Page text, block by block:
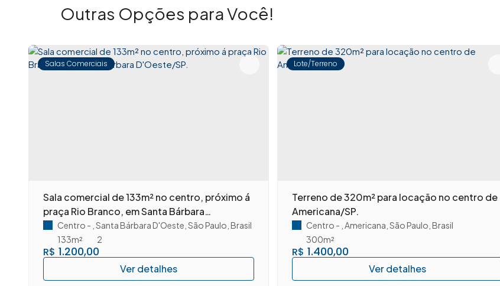
Outras Opções para Você!
Salas Comerciais
Sala comercial de 133m² no centro, próximo á
praça Rio Branco, em Santa Bárbara
D'Oeste/SP.
R$ 1.200,00
Centro ,Santa Bárbara D'Oeste ,São Paulo ,Brasil
2
133m²
Lote/Terreno
Terreno de 320m² para locação no centro de
Americana/SP.
R$ 1.400,00
Centro Americana São Paulo Brasil
300m²